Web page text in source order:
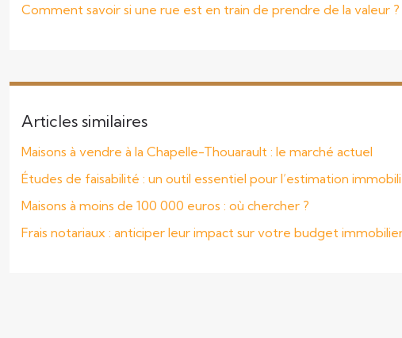
Comment savoir si une rue est en train de prendre de la valeur ?
Articles similaires
Maisons à vendre à la Chapelle-Thouarault : le marché actuel
Études de faisabilité : un outil essentiel pour l’estimation
Maisons à moins de 100 000 euros : où chercher ?
Frais notariaux : anticiper leur impact sur votre budget